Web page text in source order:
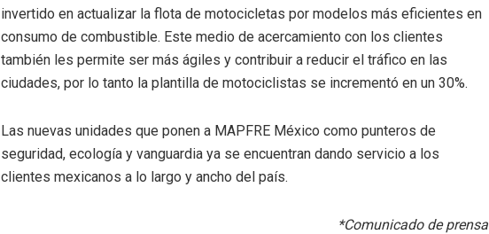
invertido en actualizar la flota de motocicletas por modelos más eficientes en
consumo de combustible. Este medio de acercamiento con los clientes
también les permite ser más ágiles y contribuir a reducir el tráfico en las
ciudades, por lo tanto la plantilla de motociclistas se incrementó en un 30%.
Las nuevas unidades que ponen a MAPFRE México como punteros de
seguridad, ecología y vanguardia ya se encuentran dando servicio a los
clientes mexicanos a lo largo y ancho del país.
*Comunicado de prensa